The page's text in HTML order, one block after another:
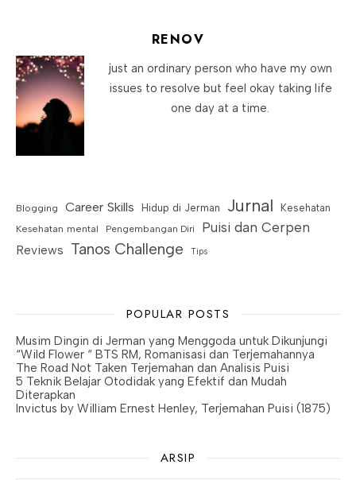
RENOV
just an ordinary person who have my own
issues to resolve but feel okay taking life
one day at a time.
Blogging Career Skills Hidup di Jerman Jurnal
Kesehatan
Kesehatan mental
Pengembangan Diri Puisi dan Cerpen
Reviews Tanos Challenge Tips
POPULAR POSTS
Musim Dingin di Jerman yang Menggoda untuk Dikunjungi
“Wild Flower “ BTS RM, Romanisasi dan Terjemahannya
The Road Not Taken Terjemahan dan Analisis Puisi
5 Teknik Belajar Otodidak yang Efektif dan Mudah
Diterapkan
Invictus by William Ernest Henley, Terjemahan Puisi (1875)
ARSIP